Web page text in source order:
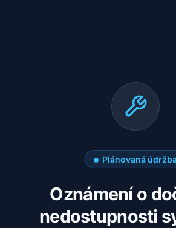
Plánovaná
Oznámení o
nedostupnosti